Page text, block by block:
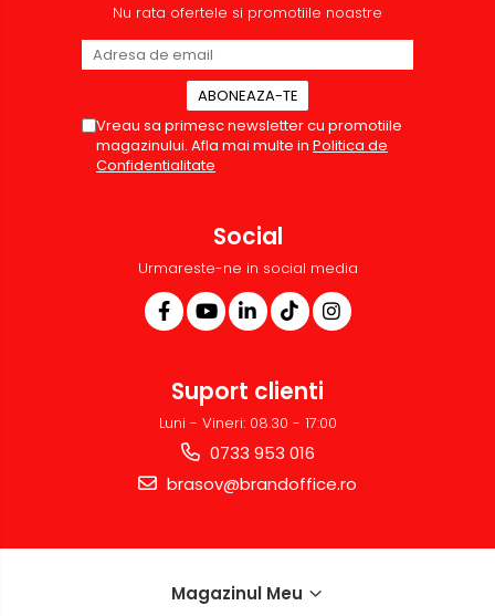
Nu rata ofertele si promotiile noastre
Vreau sa primesc newsletter cu promotiile
magazinului. Afla mai multe in Politica de
Confidentialitate
Social
Urmareste-ne in social media
Suport clienti
Luni - Vineri: 08.30 - 17:00
0733 953 016
brasov@brandoffice.ro
Magazinul Meu